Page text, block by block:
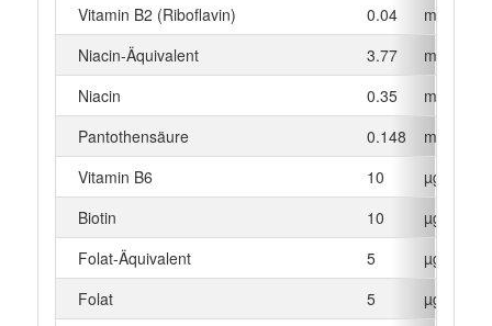
Vitamin B2 (Riboflavin)
0.04
mg
Niacin-Äquivalent
3.77
mg
Niacin
0.35
mg
Pantothensäure
0.148
mg
Vitamin B6
10
µg
Biotin
10
µg
Folat-Äquivalent
5
µg
Folat
5
µg